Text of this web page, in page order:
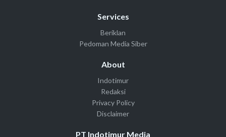
Services
Beriklan
Pedoman Media Siber
About
Indotimur
Redaksi
Privacy Policy
Disclaimer
PT Indotimur Media